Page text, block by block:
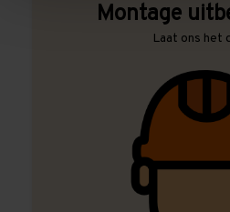
Montage
Laat ons het